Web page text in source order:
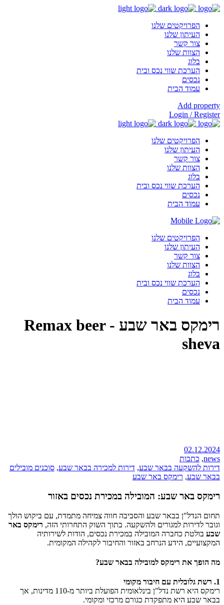
הפרויקטים שלנו
העיתון שלנו
צור קשר
הצוות שלנו
בלוג
הערכת שווי נכס ובית
נכסים
עמוד הבית
Add property
Login / Register
הפרויקטים שלנו
העיתון שלנו
צור קשר
הצוות שלנו
בלוג
הערכת שווי נכס ובית
נכסים
עמוד הבית
הפרויקטים שלנו
העיתון שלנו
צור קשר
הצוות שלנו
בלוג
הערכת שווי נכס ובית
נכסים
עמוד הבית
רימקס באר שבע - Remax beer
sheva
02.12.2024
news
, כתבות
דירות להשקעה בבאר שבע, דירות למכירה בבאר שבע, סוכנים מובילים
בבאר שבע, רימקס באר שבע
רימקס באר שבע: המובילה במכירת נכסים באזור
תחום הנדל"ן בבאר שבע והסביבה חווה צמיחה מתמדת, עם ביקוש הולך
וגובר לדירות למגורים ולהשקעה. בתוך השוק התחרותי הזה, רימקס באר
שבע בולטת כחברה המובילה במכירת נכסים, הודות לשירותיה
המקצועיים, הידע הנרחב באזור והחיבור לקהילה המקומית.
מה הופך את רימקס למובילה בבאר שבע?
1. רשת גלובלית עם חיבור מקומי
רימקס היא רשת נדל"ן בינלאומית הפועלת ביותר מ-110 מדינות, אך
בבאר שבע היא מתפקדת כגורם מרכזי ומקומי.